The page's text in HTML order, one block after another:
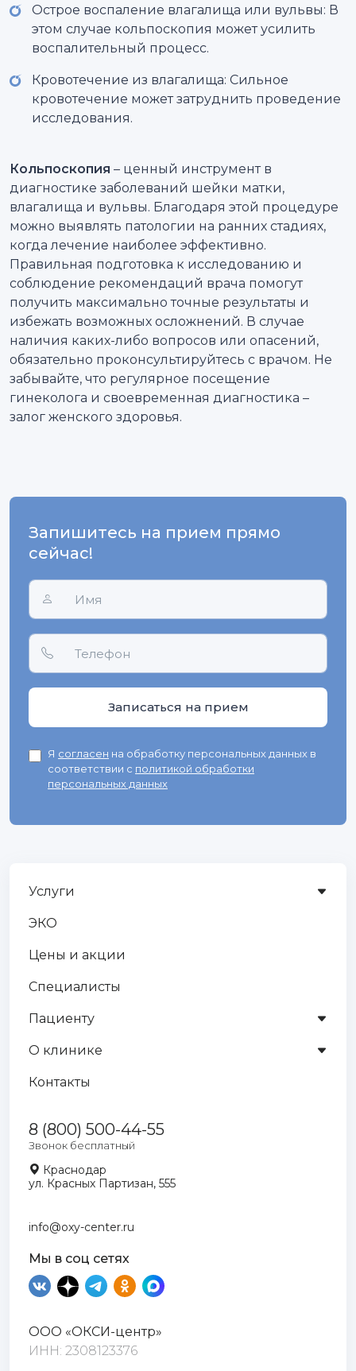
Острое воспаление влагалища или вульвы: В
этом случае кольпоскопия может усилить
воспалительный процесс.
Кровотечение из влагалища: Сильное
кровотечение может затруднить проведение
исследования.
Кольпоскопия – ценный инструмент в
диагностике заболеваний шейки матки,
влагалища и вульвы. Благодаря этой процедуре
можно выявлять патологии на ранних стадиях,
когда лечение наиболее эффективно.
Правильная подготовка к исследованию и
соблюдение рекомендаций врача помогут
получить максимально точные результаты и
избежать возможных осложнений. В случае
наличия каких-либо вопросов или опасений,
обязательно проконсультируйтесь с врачом. Не
забывайте, что регулярное посещение
гинеколога и своевременная диагностика –
залог женского здоровья.
Запишитесь на прием прямо
сейчас!
Я согласен на обработку персональных данных в
соответствии с политикой обработки
персональных данных
Услуги
ЭКО
Цены и акции
Специалисты
Пациенту
О клинике
Контакты
8 (800) 500-44-55
Звонок бесплатный
Краснодар
ул. Красных Партизан, 555
info@oxy-center.ru
Мы в соц сетях
ООО «ОКСИ-центр»
ИНН: 2308123376